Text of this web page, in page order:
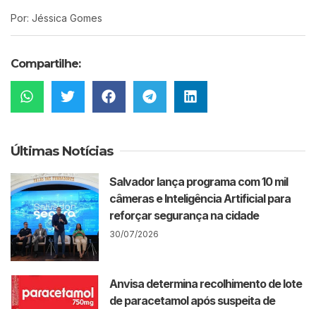
Por: Jéssica Gomes
Compartilhe:
Últimas Notícias
Salvador lança programa com 10 mil
câmeras e Inteligência Artificial para
reforçar segurança na cidade
30/07/2026
Anvisa determina recolhimento de lote
de paracetamol após suspeita de